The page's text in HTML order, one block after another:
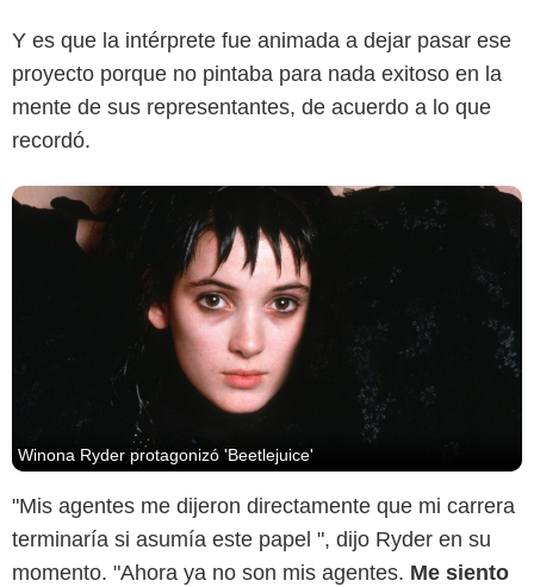
Y es que la intérprete fue animada a dejar pasar ese
proyecto porque no pintaba para nada exitoso en la
mente de sus representantes, de acuerdo a lo que
recordó.
Winona Ryder protagonizó 'Beetlejuice'
"Mis agentes me dijeron directamente que mi carrera
terminaría si asumía este papel ", dijo Ryder en su
momento. "Ahora ya no son mis agentes. Me siento